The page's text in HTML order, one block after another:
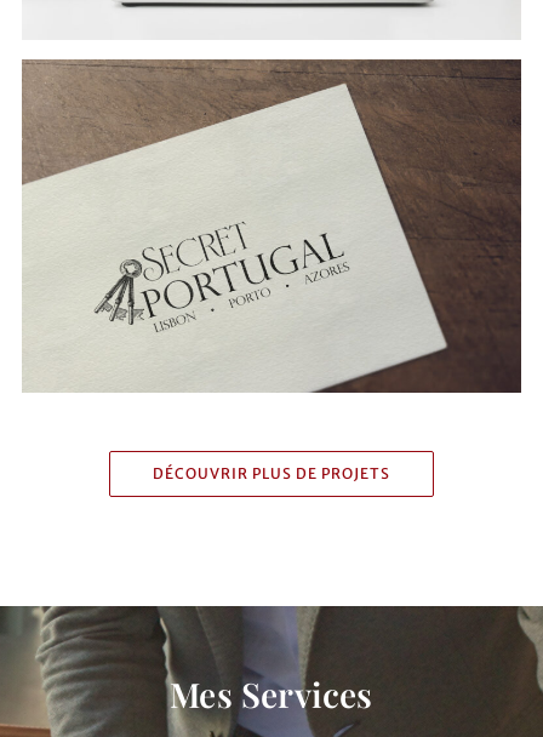
DÉCOUVRIR PLUS DE PROJETS
Mes Services